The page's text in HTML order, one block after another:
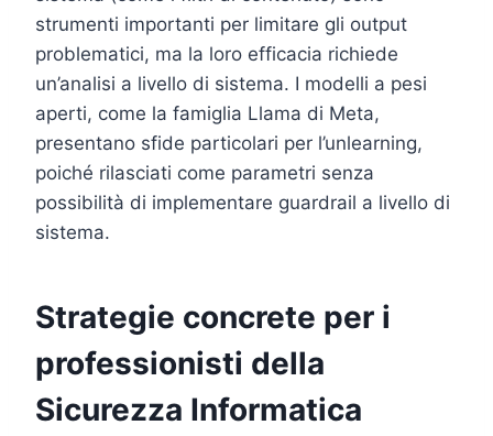
strumenti importanti per limitare gli output
problematici, ma la loro efficacia richiede
un’analisi a livello di sistema. I modelli a pesi
aperti, come la famiglia Llama di Meta,
presentano sfide particolari per l’unlearning,
poiché rilasciati come parametri senza
possibilità di implementare guardrail a livello di
sistema.
Strategie concrete per i
professionisti della
Sicurezza Informatica